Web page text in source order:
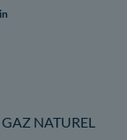
NATUREL